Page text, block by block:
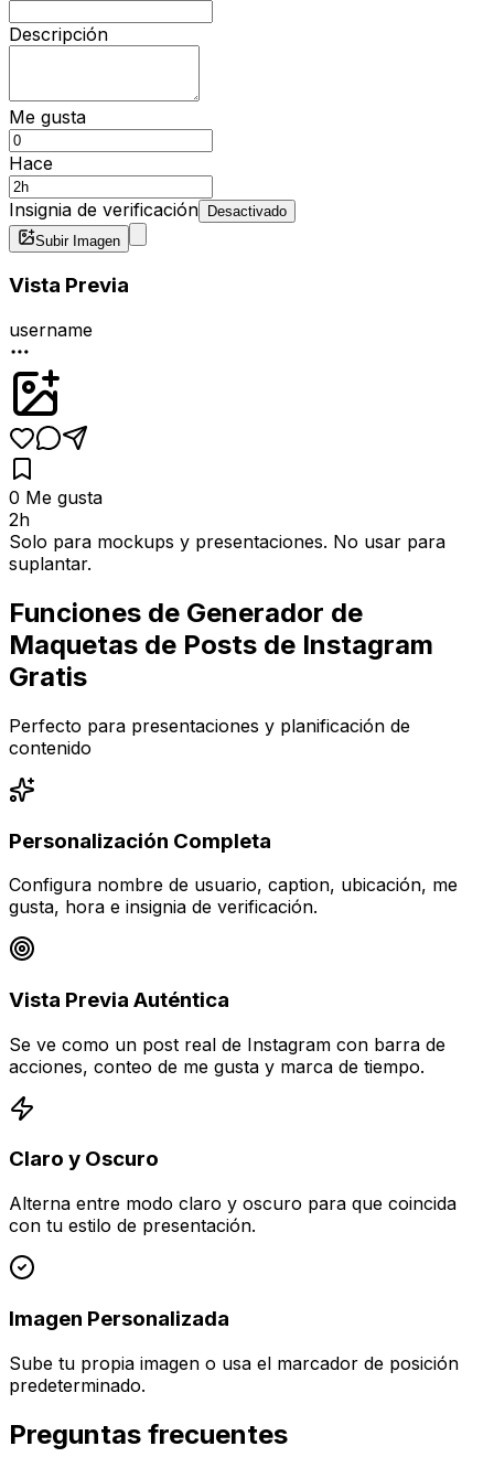
Descripción
Me gusta
Hace
Insignia de verificación Desactivado
Subir Imagen
Vista Previa
username
0 Me gusta
2h
Solo para mockups y presentaciones. No usar para
suplantar.
Funciones de Generador de
Maquetas de Posts de Instagram
Gratis
Perfecto para presentaciones y planificación de
contenido
Personalización Completa
Configura nombre de usuario, caption, ubicación, me
gusta, hora e insignia de verificación.
Vista Previa Auténtica
Se ve como un post real de Instagram con barra de
acciones, conteo de me gusta y marca de tiempo.
Claro y Oscuro
Alterna entre modo claro y oscuro para que coincida
con tu estilo de presentación.
Imagen Personalizada
Sube tu propia imagen o usa el marcador de posición
predeterminado.
Preguntas frecuentes